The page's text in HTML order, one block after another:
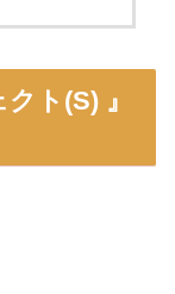
ト(S) 』